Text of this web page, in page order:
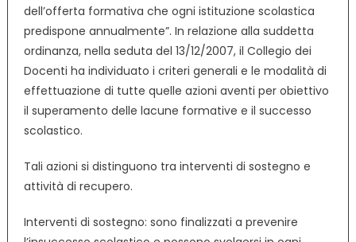
dell’offerta formativa che ogni istituzione scolastica
predispone annualmente”. In relazione alla suddetta
ordinanza, nella seduta del 13/12/2007, il Collegio dei
Docenti ha individuato i criteri generali e le modalità di
effettuazione di tutte quelle azioni aventi per obiettivo
il superamento delle lacune formative e il successo
scolastico.
Tali azioni si distinguono tra interventi di sostegno e
attività di recupero.
Interventi di sostegno: sono finalizzati a prevenire